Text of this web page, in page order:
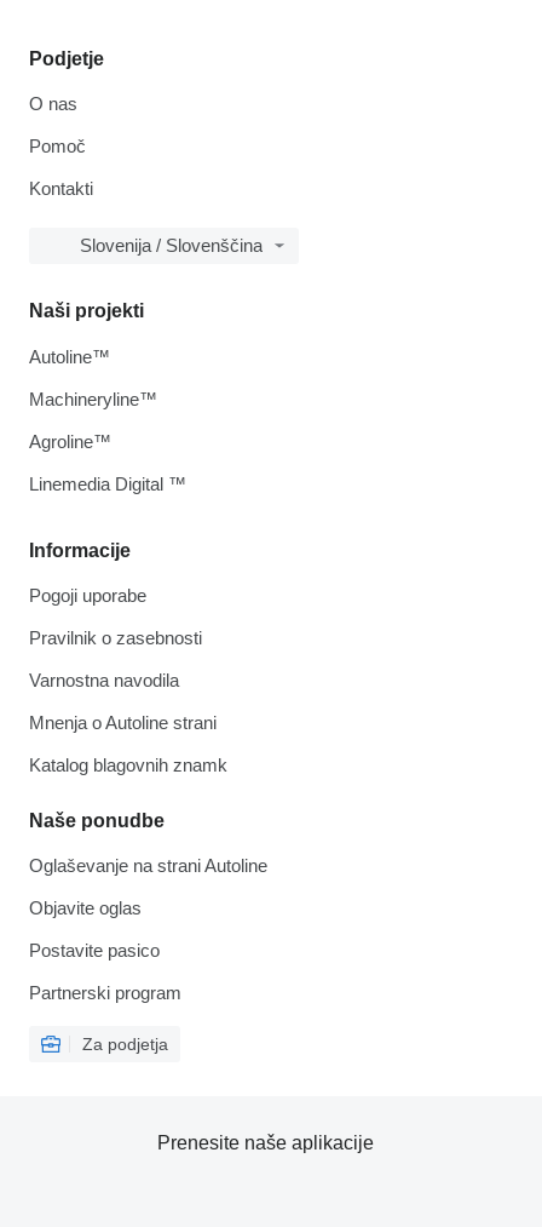
Podjetje
O nas
Pomoč
Kontakti
Slovenija / Slovenščina
Informacije
Pogoji uporabe
Pravilnik o zasebnosti
Varnostna navodila
Mnenja o Autoline strani
Katalog blagovnih znamk
Naše ponudbe
Oglaševanje na strani Autoline
Objavite oglas
Postavite pasico
Partnerski program
Za podjetja
Naši projekti
Autoline™
Machineryline™
Agroline™
Linemedia Digital ™
Prenesite naše aplikacije